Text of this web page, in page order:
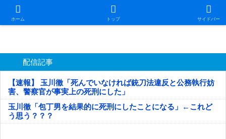
ホーム トップ サイドバー
日本第一！ニュース録
配信記事
【速報】 玉川徹「死んでいなければ銃刀法違反と公務執行妨
害、警察官が事実上の死刑にした」
玉川徹「包丁男を結果的に死刑にしたことになる」←これど
う思う？？？